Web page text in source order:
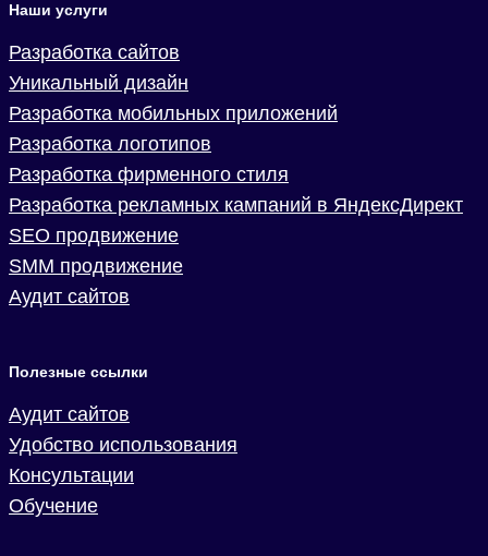
Наши услуги
Разработка сайтов
Уникальный дизайн
Разработка мобильных приложений
Разработка логотипов
Разработка фирменного стиля
Разработка рекламных кампаний в ЯндексДирект
SEO продвижение
SMM продвижение
Аудит сайтов
Полезные ссылки
Аудит сайтов
Удобство использования
Консультации
Обучение